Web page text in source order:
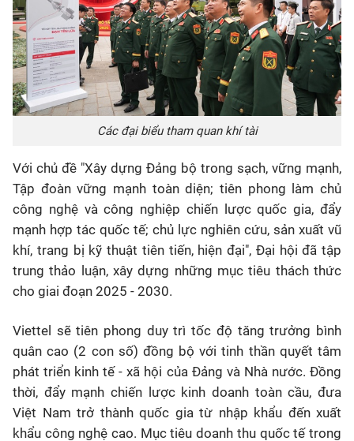
Các đại biểu tham quan khí tài
Với chủ đề "Xây dựng Đảng bộ trong sạch, vững mạnh,
Tập đoàn vững mạnh toàn diện; tiên phong làm chủ
công nghệ và công nghiệp chiến lược quốc gia, đẩy
mạnh hợp tác quốc tế; chủ lực nghiên cứu, sản xuất vũ
khí, trang bị kỹ thuật tiên tiến, hiện đại", Đại hội đã tập
trung thảo luận, xây dựng những mục tiêu thách thức
cho giai đoạn 2025 - 2030.
Viettel sẽ tiên phong duy trì tốc độ tăng trưởng bình
quân cao (2 con số) đồng bộ với tinh thần quyết tâm
phát triển kinh tế - xã hội của Đảng và Nhà nước. Đồng
thời, đẩy mạnh chiến lược kinh doanh toàn cầu, đưa
Việt Nam trở thành quốc gia từ nhập khẩu đến xuất
khẩu công nghệ cao. Mục tiêu doanh thu quốc tế trong